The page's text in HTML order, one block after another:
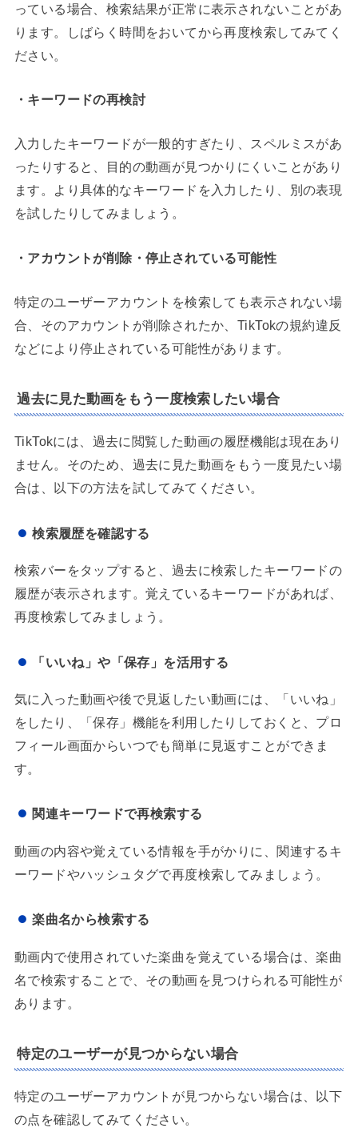
っている場合、検索結果が正常に表示されないことがあ
ります。しばらく時間をおいてから再度検索してみてく
ださい。
・キーワードの再検討
入力したキーワードが一般的すぎたり、スペルミスがあ
ったりすると、目的の動画が見つかりにくいことがあり
ます。より具体的なキーワードを入力したり、別の表現
を試したりしてみましょう。
・アカウントが削除・停止されている可能性
特定のユーザーアカウントを検索しても表示されない場
合、そのアカウントが削除されたか、TikTokの規約違反
などにより停止されている可能性があります。
過去に見た動画をもう一度検索したい場合
TikTokには、過去に閲覧した動画の履歴機能は現在あり
ません。そのため、過去に見た動画をもう一度見たい場
合は、以下の方法を試してみてください。
検索履歴を確認する
検索バーをタップすると、過去に検索したキーワードの
履歴が表示されます。覚えているキーワードがあれば、
再度検索してみましょう。
「いいね」や「保存」を活用する
気に入った動画や後で見返したい動画には、「いいね」
をしたり、「保存」機能を利用したりしておくと、プロ
フィール画面からいつでも簡単に見返すことができま
す。
関連キーワードで再検索する
動画の内容や覚えている情報を手がかりに、関連するキ
ーワードやハッシュタグで再度検索してみましょう。
楽曲名から検索する
動画内で使用されていた楽曲を覚えている場合は、楽曲
名で検索することで、その動画を見つけられる可能性が
あります。
特定のユーザーが見つからない場合
特定のユーザーアカウントが見つからない場合は、以下
の点を確認してみてください。